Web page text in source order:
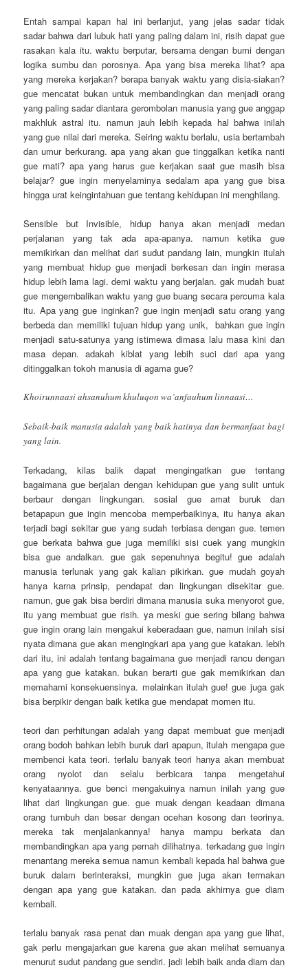
Entah sampai kapan hal ini berlanjut, yang jelas sadar tidak
sadar bahwa dari lubuk hati yang paling dalam ini, risih dapat gue
rasakan kala itu. waktu berputar, bersama dengan bumi dengan
logika sumbu dan porosnya. Apa yang bisa mereka lihat? apa
yang mereka kerjakan? berapa banyak waktu yang disia-siakan?
gue mencatat bukan untuk membandingkan dan menjadi orang
yang paling sadar diantara gerombolan manusia yang gue anggap
makhluk astral itu. namun jauh lebih kepada hal bahwa inilah
yang gue nilai dari mereka. Seiring waktu berlalu, usia bertambah
dan umur berkurang. apa yang akan gue tinggalkan ketika nanti
gue mati? apa yang harus gue kerjakan saat gue masih bisa
belajar? gue ingin menyelaminya sedalam apa yang gue bisa
hingga urat keingintahuan gue tentang kehidupan ini menghilang.
Sensible but Invisible, hidup hanya akan menjadi medan
perjalanan yang tak ada apa-apanya. namun ketika gue
memikirkan dan melihat dari sudut pandang lain, mungkin itulah
yang membuat hidup gue menjadi berkesan dan ingin merasa
hidup lebih lama lagi. demi waktu yang berjalan. gak mudah buat
gue mengembalikan waktu yang gue buang secara percuma kala
itu. Apa yang gue inginkan? gue ingin menjadi satu orang yang
berbeda dan memiliki tujuan hidup yang unik, bahkan gue ingin
menjadi satu-satunya yang istimewa dimasa lalu masa kini dan
masa depan. adakah kiblat yang lebih suci dari apa yang
ditinggalkan tokoh manusia di agama gue?
Khoirunnaasi ahsanuhum khuluqon wa’anfauhum linnaasi…
Sebaik-baik manusia adalah yang baik hatinya dan bermanfaat bagi
yang lain.
Terkadang, kilas balik dapat mengingatkan gue tentang
bagaimana gue berjalan dengan kehidupan gue yang sulit untuk
berbaur dengan lingkungan. sosial gue amat buruk dan
betapapun gue ingin mencoba memperbaikinya, itu hanya akan
terjadi bagi sekitar gue yang sudah terbiasa dengan gue. temen
gue berkata bahwa gue juga memiliki sisi cuek yang mungkin
bisa gue andalkan. gue gak sepenuhnya begitu! gue adalah
manusia terlunak yang gak kalian pikirkan. gue mudah goyah
hanya karna prinsip, pendapat dan lingkungan disekitar gue.
namun, gue gak bisa berdiri dimana manusia suka menyorot gue,
itu yang membuat gue risih. ya meski gue sering bilang bahwa
gue ingin orang lain mengakui keberadaan gue, namun inilah sisi
nyata dimana gue akan mengingkari apa yang gue katakan. lebih
dari itu, ini adalah tentang bagaimana gue menjadi rancu dengan
apa yang gue katakan. bukan berarti gue gak memikirkan dan
memahami konsekuensinya. melainkan itulah gue! gue juga gak
bisa berpikir dengan baik ketika gue mendapat momen itu.
teori dan perhitungan adalah yang dapat membuat gue menjadi
orang bodoh bahkan lebih buruk dari apapun, itulah mengapa gue
membenci kata teori. terlalu banyak teori hanya akan membuat
orang nyolot dan selalu berbicara tanpa mengetahui
kenyataannya. gue benci mengakuinya namun inilah yang gue
lihat dari lingkungan gue. gue muak dengan keadaan dimana
orang tumbuh dan besar dengan ocehan kosong dan teorinya.
mereka tak menjalankannya! hanya mampu berkata dan
membandingkan apa yang pernah dilihatnya. terkadang gue ingin
menantang mereka semua namun kembali kepada hal bahwa gue
buruk dalam berinteraksi, mungkin gue juga akan termakan
dengan apa yang gue katakan. dan pada akhirnya gue diam
kembali.
terlalu banyak rasa penat dan muak dengan apa yang gue lihat,
gak perlu mengajarkan gue karena gue akan melihat semuanya
menurut sudut pandang gue sendiri. jadi lebih baik anda diam dan